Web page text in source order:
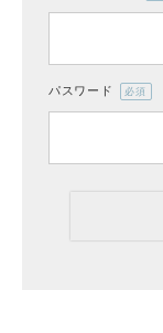
CATEGORY
ナチュラル服
パスワード